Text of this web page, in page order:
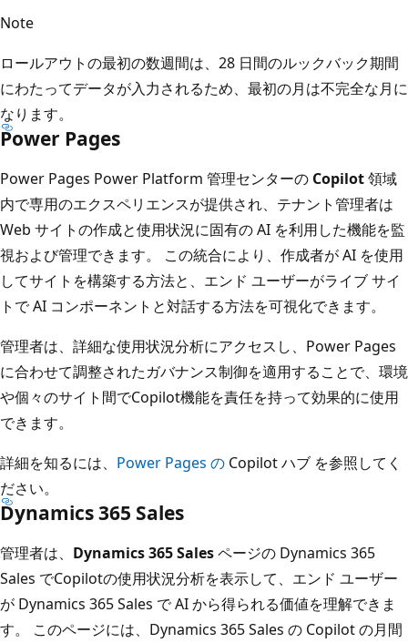
Note
ロールアウトの最初の数週間は、28 日間のルックバック期間
にわたってデータが入力されるため、最初の月は不完全な月に
なります。
Power Pages
Power Pages Power Platform 管理センターの Copilot領域
内で専用のエクスペリエンスが提供され、テナント管理者は
Web サイトの作成と使用状況に固有の AI を利用した機能を監
視および管理できます。 この統合により、作成者が AI を使用
してサイトを構築する方法と、エンド ユーザーがライブ サイ
トで AI コンポーネントと対話する方法を可視化できます。
管理者は、詳細な使用状況分析にアクセスし、Power Pages
に合わせて調整されたガバナンス制御を適用することで、環境
や個々のサイト間でCopilot機能を責任を持って効果的に使用
できます。
詳細を知るには、 Power Pages の Copilot ハブ を参照してく
ださい。
Dynamics 365 Sales
管理者は、 Dynamics 365 Salesページの Dynamics 365
Sales でCopilotの使用状況分析を表示して、エンド ユーザー
が Dynamics 365 Sales で AI から得られる価値を理解できま
す。 このページには、Dynamics 365 Sales の Copilot の月間